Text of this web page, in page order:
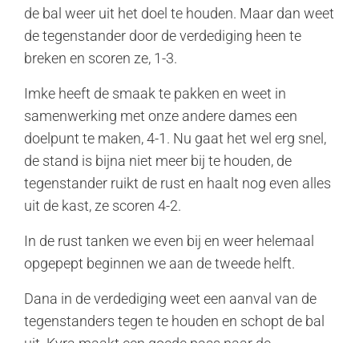
de bal weer uit het doel te houden. Maar dan weet
de tegenstander door de verdediging heen te
breken en scoren ze, 1-3.
Imke heeft de smaak te pakken en weet in
samenwerking met onze andere dames een
doelpunt te maken, 4-1. Nu gaat het wel erg snel,
de stand is bijna niet meer bij te houden, de
tegenstander ruikt de rust en haalt nog even alles
uit de kast, ze scoren 4-2.
In de rust tanken we even bij en weer helemaal
opgepept beginnen we aan de tweede helft.
Dana in de verdediging weet een aanval van de
tegenstanders tegen te houden en schopt de bal